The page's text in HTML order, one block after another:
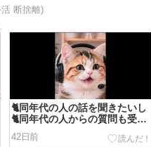
断捨離)
🐈️同年代の人の話を聞きたいし
🐈️同年代の人からの質問も受け
たいかも。
42日前